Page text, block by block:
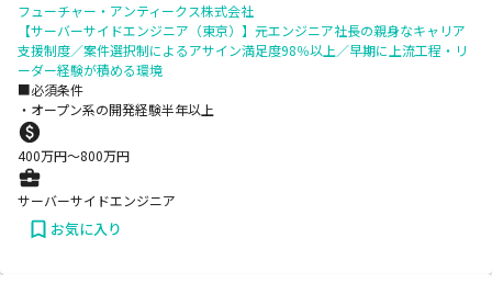
フューチャー・アンティークス株式会社
【サーバーサイドエンジニア（東京）】元エンジニア社長の親身なキャリア
支援制度／案件選択制によるアサイン満足度98％以上／早期に上流工程・リ
ーダー経験が積める環境
■必須条件
・オープン系の開発経験半年以上
400万円〜800万円
サーバーサイドエンジニア
お気に入り